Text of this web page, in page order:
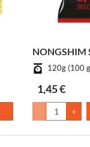
NONGSHIM
120g (100
1,45 €
- +